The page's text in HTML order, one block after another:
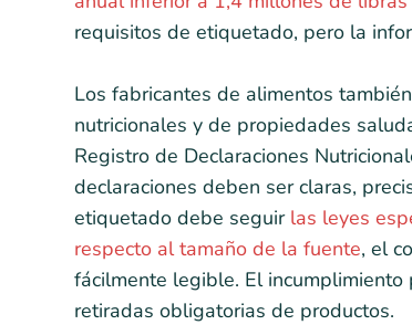
requisitos de etiquetado, pero la
Los fabricantes de alimentos
nutricionales y de propiedades
Registro de Declaraciones
declaraciones deben ser claras,
etiquetado debe seguir las leyes
respecto al tamaño de la fuente, el
fácilmente legible. El
retiradas obligatorias de productos.